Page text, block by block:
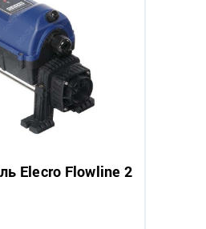
Elecro Flowline 2